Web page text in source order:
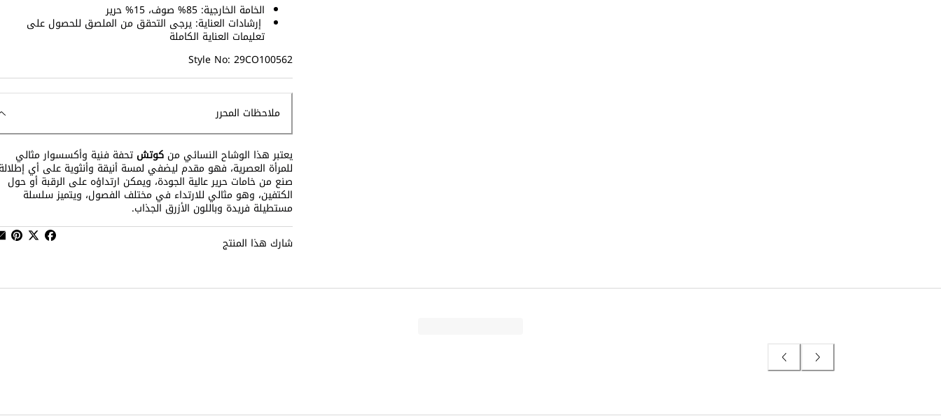
الخامة الخارجية: 85% صوف، 15% حرير
إرشادات العناية: يرجى التحقق من الملصق للحصول على
تعليمات العناية الكاملة
Style No: 29CO100562
ملاحظات المحرر
يعتبر هذا الوشاح النسائي من كوتش تحفة فنية وأكسسوار مثالي
للمرأة العصرية، فهو مقدم ليضفي لمسة أنيقة وأنثوية على أي
صنع من خامات حرير عالية الجودة، ويمكن ارتداؤه على الرقبة أو حول
الكتفين، وهو مثالي للارتداء في مختلف الفصول، ويتميز سلسلة
مستطيلة فريدة وباللون الأزرق الجذاب.
شارك هذا المنتج